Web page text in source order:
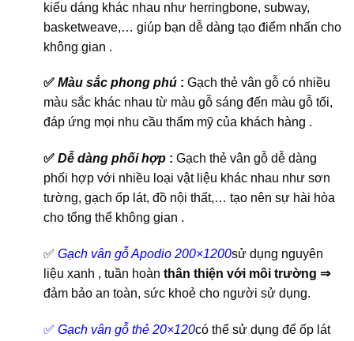
kiểu dáng khác nhau như herringbone, subway,
basketweave,… giúp bạn dễ dàng tạo điểm nhấn cho
không gian .
✅ Màu sắc phong phú : Gạch thẻ vân gỗ có nhiều
màu sắc khác nhau từ màu gỗ sáng đến màu gỗ tối,
đáp ứng mọi nhu cầu thẩm mỹ của khách hàng .
✅ Dễ dàng phối hợp : Gạch thẻ vân gỗ dễ dàng
phối hợp với nhiều loại vật liệu khác nhau như sơn
tường, gạch ốp lát, đồ nội thất,… tạo nên sự hài hòa
cho tổng thể không gian .
✅ Gạch vân gỗ Apodio 200×1200sử dụng nguyên
liệu xanh , tuần hoàn thân thiện với môi trường ⇒
đảm bảo an toàn, sức khoẻ cho người sử dụng.
✅ Gạch vân gỗ thẻ 20×120có thể sử dụng để ốp lát